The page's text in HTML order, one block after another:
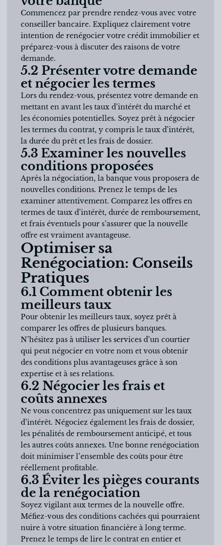
Commencez par prendre rendez-vous avec votre
conseiller bancaire. Expliquez clairement votre
intention de renégocier votre crédit immobilier et
préparez-vous à discuter des raisons de votre
demande.
5.2 Présenter votre demande
et négocier les termes
Lors du rendez-vous, présentez votre demande en
mettant en avant les taux d’intérêt du marché et
les économies potentielles. Soyez prêt à négocier
les termes du contrat, y compris le taux d’intérêt,
la durée du prêt et les frais de dossier.
5.3 Examiner les nouvelles
conditions proposées
Après la négociation, la banque vous proposera de
nouvelles conditions. Prenez le temps de les
examiner attentivement. Comparez les offres en
termes de taux d’intérêt, durée de remboursement,
et frais éventuels pour s’assurer que la nouvelle
offre est vraiment avantageuse.
Optimiser sa
Renégociation: Conseils
Pratiques
6.1 Comment obtenir les
meilleurs taux
Pour obtenir les meilleurs taux, soyez prêt à
comparer les offres de plusieurs banques.
N’hésitez pas à utiliser les services d’un courtier
qui peut négocier en votre nom et vous obtenir
des conditions plus avantageuses grâce à son
expertise et à ses relations.
6.2 Négocier les frais et
coûts annexes
Ne vous concentrez pas uniquement sur les taux
d’intérêt. Négociez également les frais de dossier,
les pénalités de remboursement anticipé, et tous
les autres coûts annexes. Une bonne renégociation
doit minimiser l’ensemble des coûts pour être
réellement profitable.
6.3 Éviter les pièges courants
de la renégociation
Soyez vigilant aux termes de la nouvelle offre.
Méfiez-vous des conditions cachées qui pourraient
nuire à votre situation financière à long terme.
Prenez le temps de lire le contrat en entier et